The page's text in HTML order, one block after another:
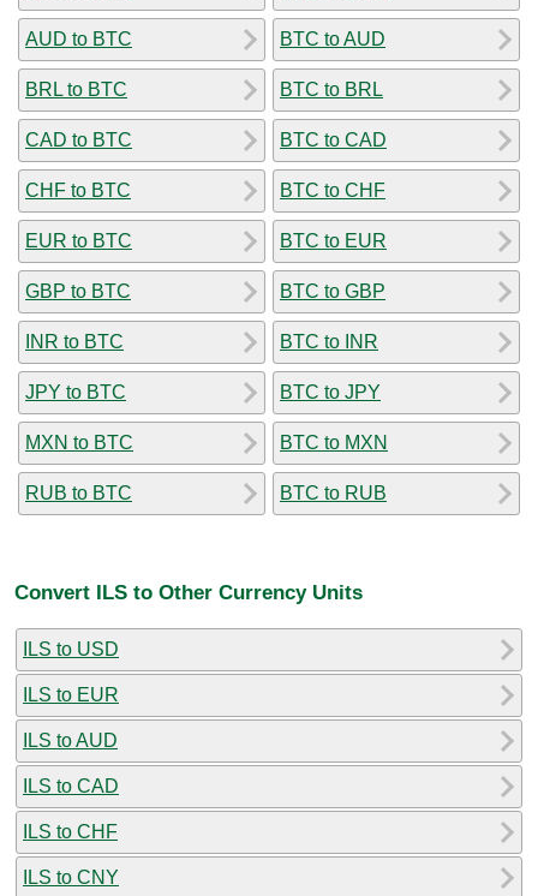
AUD to BTC
BRL to BTC
CAD to BTC
CHF to BTC
EUR to BTC
GBP to BTC
INR to BTC
JPY to BTC
MXN to BTC
RUB to BTC
BTC to AUD
BTC to BRL
BTC to CAD
BTC to CHF
BTC to EUR
BTC to GBP
BTC to INR
BTC to JPY
BTC to MXN
BTC to RUB
Convert ILS to Other Currency Units
ILS to USD
ILS to EUR
ILS to AUD
ILS to CAD
ILS to CHF
ILS to CNY